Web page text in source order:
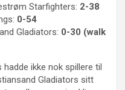
Starfighters: 2-38
0-54
Gladiators: 0-30 (walk
ikke nok spillere til
Gladiators sitt